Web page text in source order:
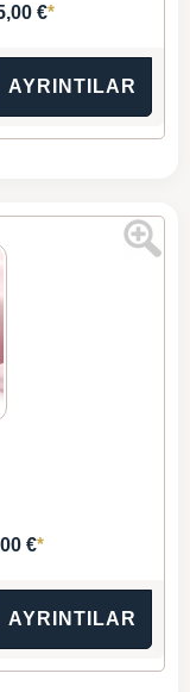
€*
AYRINTILAR
€*
AYRINTILAR